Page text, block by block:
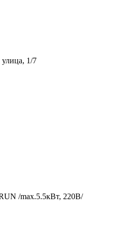
улица, 1/7
/max.5.5кВт, 220В/